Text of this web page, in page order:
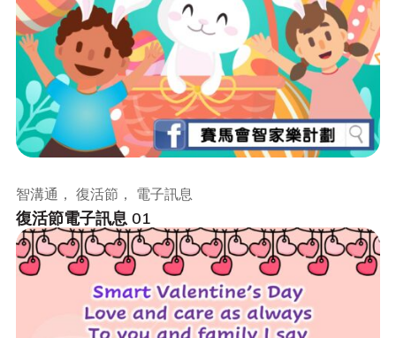
復活節電子訊息 01
智溝通， 復活節， 電子訊息